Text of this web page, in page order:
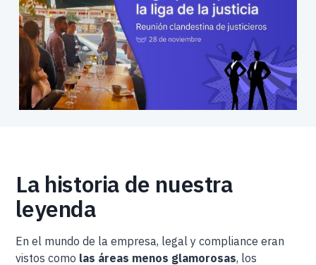
La historia de nuestra
leyenda
En el mundo de la empresa, legal y compliance eran
vistos como las áreas menos glamorosas, los